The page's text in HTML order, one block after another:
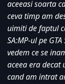
aceeasi soarta
ceva timp am
uimiti de faptul
SA:MP-ul pe
vedem ce se
aceea era decat
cand am intrat